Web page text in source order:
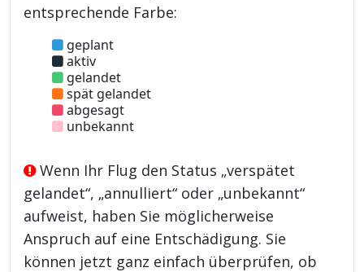
entsprechende Farbe:
geplant
aktiv
gelandet
spät gelandet
abgesagt
unbekannt
Wenn Ihr Flug den Status „verspätet
gelandet“, „annulliert“ oder „unbekannt“
aufweist, haben Sie möglicherweise
Anspruch auf eine Entschädigung. Sie
können jetzt ganz einfach überprüfen, ob